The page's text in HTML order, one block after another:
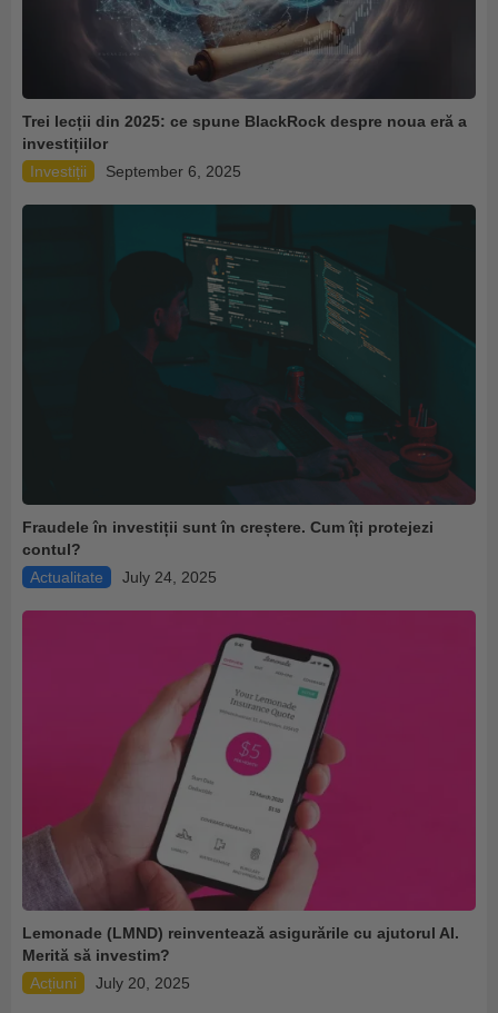
Trei lecții din 2025: ce spune BlackRock despre noua eră a
investițiilor
Investiții
September 6, 2025
Fraudele în investiții sunt în creștere. Cum îți protejezi
contul?
Actualitate
July 24, 2025
Lemonade (LMND) reinventează asigurările cu ajutorul AI.
Merită să investim?
Acțiuni
July 20, 2025